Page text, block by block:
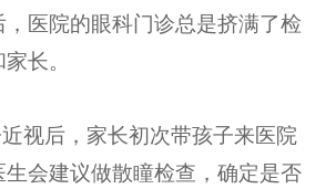
，医院的眼科门诊总是挤满了检
长。
视后，家长初次带孩子来医院
会建议做散瞳检查，确定是否